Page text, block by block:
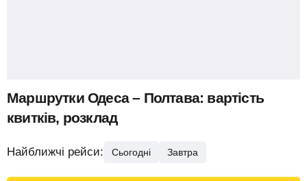
Маршрутки Одеса – Полтава: вартість
квитків, розклад
Найближчі рейси: Сьогодні Завтра